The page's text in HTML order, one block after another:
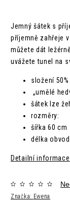
Jemný šátek s
příjemně zahřeje
můžete dát
uvážete tunel na
složení
„umělé
šátek lze
rozměry:
šířka 60 cm
délka
Detailní informace
Značka: Ewena